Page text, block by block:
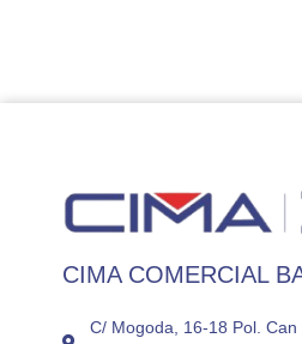
CIMA COMERCIAL
C/ Mogoda, 16-18 Pol. Can